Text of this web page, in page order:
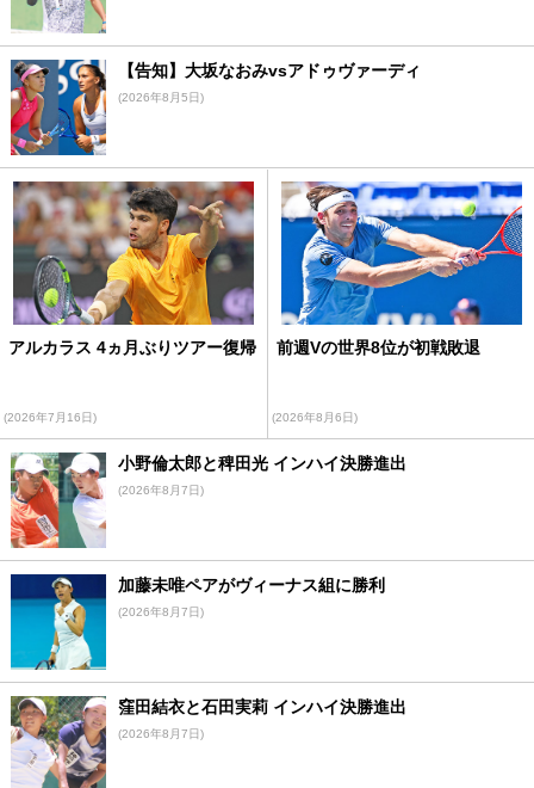
【告知】大坂なおみvsアドゥヴァーディ
(2026年8月5日)
アルカラス 4ヵ月ぶりツアー復帰
(2026年7月16日)
前週Vの世界8位が初戦敗退
(2026年8月6日)
小野倫太郎と稗田光 インハイ決勝進出
(2026年8月7日)
加藤未唯ペアがヴィーナス組に勝利
(2026年8月7日)
窪田結衣と石田実莉 インハイ決勝進出
(2026年8月7日)